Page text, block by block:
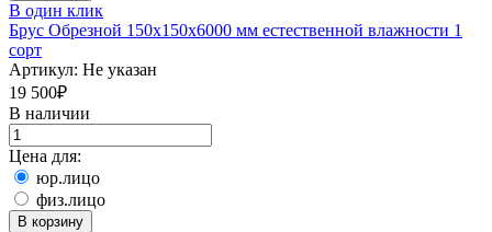
В один клик
Брус Обрезной 150х150х6000 мм естественной влажности 1
сорт
Артикул: Не указан
19 500₽
В наличии
Цена для:
юр.лицо
физ.лицо
В корзину